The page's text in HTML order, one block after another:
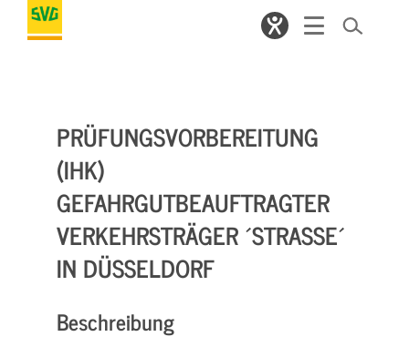
PRÜFUNGSVORBEREITUNG
(IHK)
GEFAHRGUTBEAUFTRAGTER
VERKEHRSTRÄGER ´STRASSE´ I
N DÜSSELDORF
Beschreibung